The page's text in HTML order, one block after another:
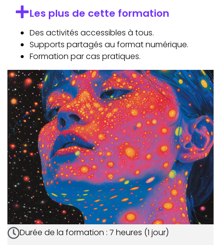
Les plus de cette formation
Des activités accessibles à tous.
Supports partagés au format numérique.
Formation par cas pratiques.
Durée de la formation : 7 heures (1 jour)